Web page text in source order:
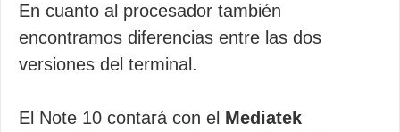
En cuanto al procesador también
encontramos diferencias entre las dos
versiones del terminal.
El Note 10 contará con el Mediatek